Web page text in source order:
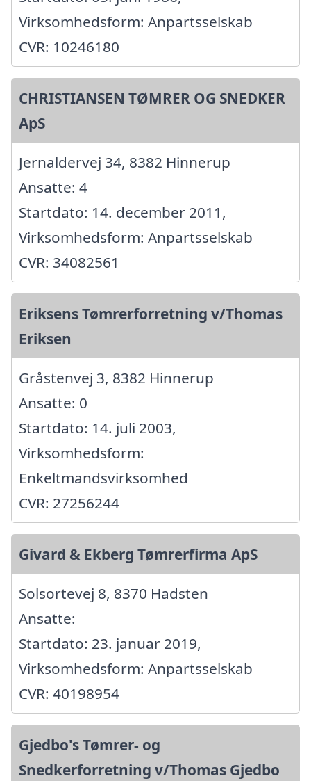
Virksomhedsform: Anpartsselskab
CVR: 10246180
CHRISTIANSEN TØMRER OG SNEDKER
ApS
Jernaldervej 34, 8382 Hinnerup
Ansatte: 4
Startdato: 14. december 2011,
Virksomhedsform: Anpartsselskab
CVR: 34082561
Eriksens Tømrerforretning v/Thomas
Eriksen
Gråstenvej 3, 8382 Hinnerup
Ansatte: 0
Startdato: 14. juli 2003,
Virksomhedsform:
Enkeltmandsvirksomhed
CVR: 27256244
Givard & Ekberg Tømrerfirma ApS
Solsortevej 8, 8370 Hadsten
Ansatte:
Startdato: 23. januar 2019,
Virksomhedsform: Anpartsselskab
CVR: 40198954
Gjedbo's Tømrer- og
Snedkerforretning v/Thomas Gjedbo